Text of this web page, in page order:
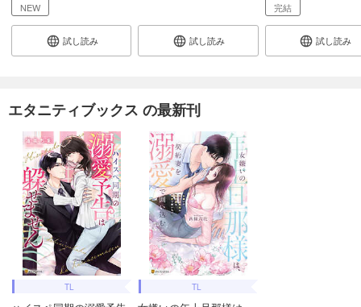
NEW
試し読み 試し読み
完結
試し読み
エタニティブックス の最新刊
TL TL